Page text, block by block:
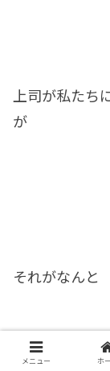
上司が私たち
が
それがなんと
メニュー ホ